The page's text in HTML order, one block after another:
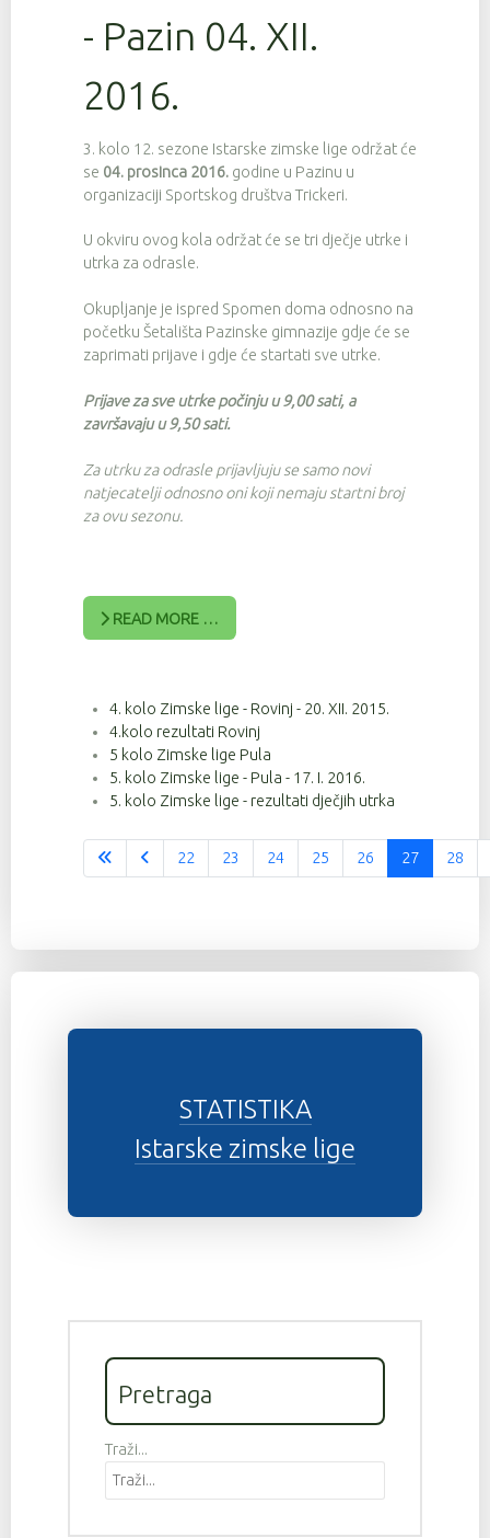
- Pazin 04. XII.
2016.
3. kolo 12. sezone Istarske zimske lige održat će
se 04. prosinca 2016. godine u Pazinu u
organizaciji Sportskog društva Trickeri.
U okviru ovog kola održat će se tri dječje utrke i
utrka za odrasle.
Okupljanje je ispred Spomen doma odnosno na
početku Šetališta Pazinske gimnazije gdje će se
zaprimati prijave i gdje će startati sve utrke.
Prijave za sve utrke počinju u 9,00 sati, a
završavaju u 9,50 sati.
Za utrku za odrasle prijavljuju se samo novi
natjecatelji odnosno oni koji nemaju startni broj
za ovu sezonu.
READ MORE …
4. kolo Zimske lige - Rovinj - 20. XII. 2015.
4.kolo rezultati Rovinj
5 kolo Zimske lige Pula
5. kolo Zimske lige - Pula - 17. I. 2016.
5. kolo Zimske lige - rezultati dječjih utrka
Stranica 27 od 37
22 23 24 25 26 27 28
STATISTIKA
Istarske zimske lige
Pretraga
Traži...